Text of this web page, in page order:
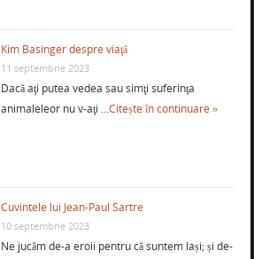
Kim Basinger despre viaţă
11 septembrie 2023
Dacă aţi putea vedea sau simţi suferinţa
animaleleor nu v-aţi …Citește în continuare »
Cuvintele lui Jean-Paul Sartre
10 septembrie 2023
Ne jucăm de-a eroii pentru că suntem lași; și de-